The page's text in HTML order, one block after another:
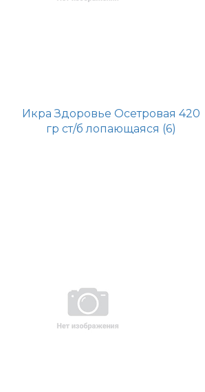
Икра Здоровье Осетровая 420
гр ст/б лопающаяся (6)